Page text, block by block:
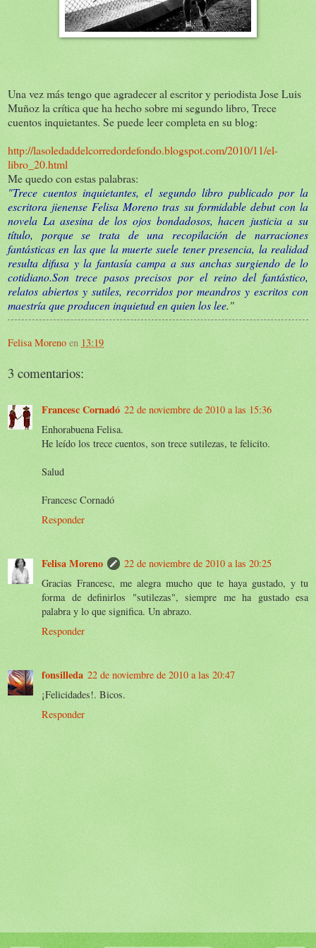
Una vez más tengo que agradecer al escritor y periodista Jose Luis
Muñoz la crítica que ha hecho sobre mi segundo libro, Trece
cuentos inquietantes. Se puede leer completa en su blog:
http://lasoledaddelcorredordefondo.blogspot.com/2010/11/el-
libro_20.html
Me quedo con estas palabras:
"Trece cuentos inquietantes, el segundo libro publicado por la
escritora jienense Felisa Moreno tras su formidable debut con la
novela La asesina de los ojos bondadosos, hacen justicia a su
título, porque se trata de una recopilación de narraciones
fantásticas en las que la muerte suele tener presencia, la realidad
resulta difusa y la fantasía campa a sus anchas surgiendo de lo
cotidiano.Son trece pasos precisos por el reino del fantástico,
relatos abiertos y sutiles, recorridos por meandros y escritos con
maestría que producen inquietud en quien los lee."
Felisa Moreno en 13:19
3 comentarios:
Francesc Cornadó 22 de noviembre de 2010 a las 15:36
Enhorabuena Felisa.
He leído los trece cuentos, son trece sutilezas, te felicito.
Salud
Francesc Cornadó
Responder
Felisa Moreno
22 de noviembre de 2010 a las 20:25
Gracias Francesc, me alegra mucho que te haya gustado, y tu
forma de definirlos "sutilezas", siempre me ha gustado esa
palabra y lo que significa. Un abrazo.
Responder
fonsilleda 22 de noviembre de 2010 a las 20:47
¡Felicidades!. Bicos.
Responder